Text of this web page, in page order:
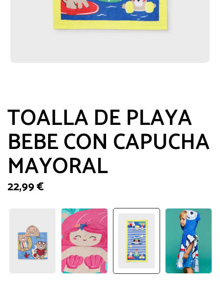
TOALLA DE PLAYA
BEBE CON CAPUCHA
MAYORAL
22,99€